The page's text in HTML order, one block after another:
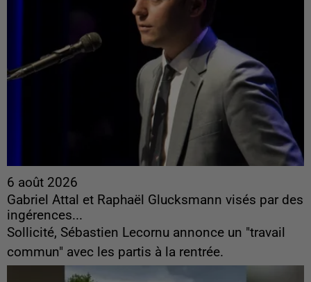
6 août 2026
Gabriel Attal et Raphaël Glucksmann visés par des
ingérences...
Sollicité, Sébastien Lecornu annonce un "travail
commun" avec les partis à la rentrée.